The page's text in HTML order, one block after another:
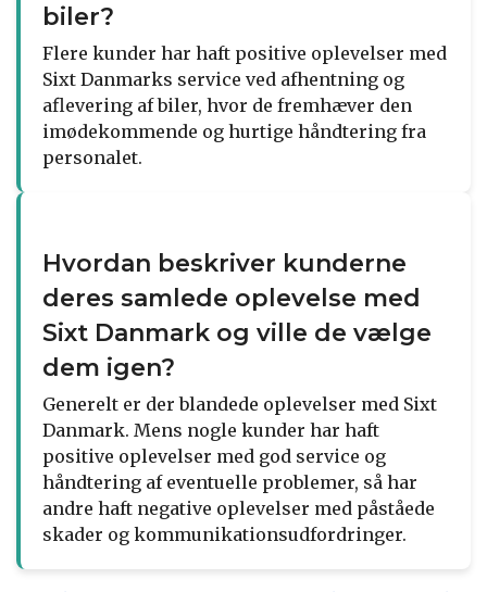
biler?
Flere kunder har haft positive oplevelser med
Sixt Danmarks service ved afhentning og
aflevering af biler, hvor de fremhæver den
imødekommende og hurtige håndtering fra
personalet.
Hvordan beskriver kunderne
deres samlede oplevelse med
Sixt Danmark og ville de vælge
dem igen?
Generelt er der blandede oplevelser med Sixt
Danmark. Mens nogle kunder har haft
positive oplevelser med god service og
håndtering af eventuelle problemer, så har
andre haft negative oplevelser med påståede
skader og kommunikationsudfordringer.